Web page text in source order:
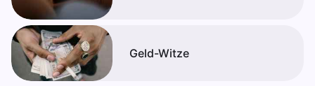
Geld-Witze